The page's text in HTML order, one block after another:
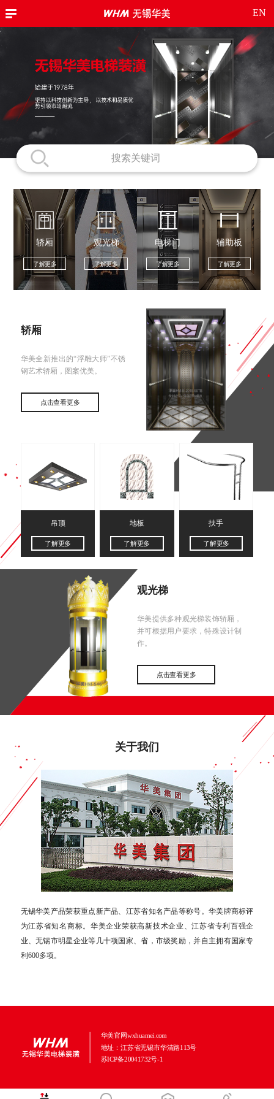
EN
轿厢
了解更多
观光梯
了解更多
电梯门
了解更多
辅助板
了解更多
轿厢
华美全新推出的“浮雕大师”不锈
钢艺术轿厢，图案优美。
点击查看更多
吊顶
了解更多
地板
了解更多
扶手
了解更多
观光梯
华美提供多种观光梯装饰轿厢，
并可根据用户要求，特殊设计制
作。
点击查看更多
关于我们
无锡华美产品荣获重点新产品、江苏省知名产品等称号。华美牌商标评
为江苏省知名商标。华美企业荣获高新技术企业、江苏省专利百强企
业、无锡市明星企业等几十项国家、省，市级奖励，并自主拥有国家专
利600多项。
华美官网wxhuamei.com
地址：江苏省无锡市华清路113号
苏ICP备20041732号-1